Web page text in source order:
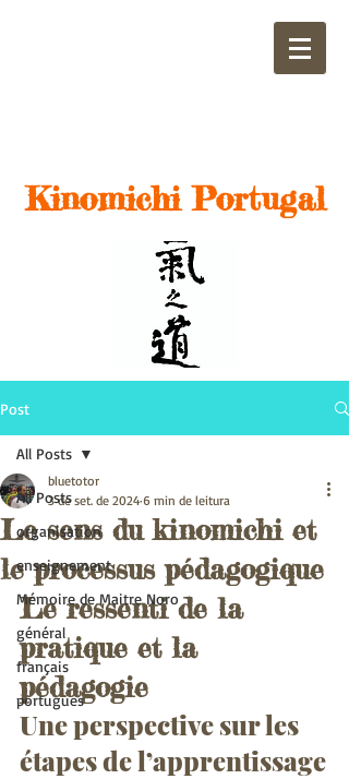
Kinomichi Portugal​
Post
All Posts
organisation
enseignement
Mémoire de Maitre Noro
général
français
portugues
All Posts
Le sens du kinomichi et
le processus pédagogique
bluetotor
3 de set. de 2024 6 min de leitura
Le ressenti de la
pratique et la
pédagogie
Une perspective sur les
étapes de l’apprentissage